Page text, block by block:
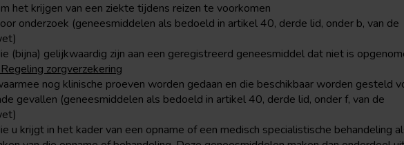
het krijgen van een ziekte tijdens reizen te voorkomen
onderzoek (geneesmiddelen als bedoeld in artikel 40, derde lid, onder b, van de
(bijna) gelijkwaardig zijn aan een geregistreerd geneesmiddel dat niet is
zorgverzekering
nog klinische proeven worden gedaan en die beschikbaar worden gesteld
gevallen (geneesmiddelen als bedoeld in artikel 40, derde lid, onder f, van de
u krijgt in het kader van een opname of een medisch specialistische behandeling